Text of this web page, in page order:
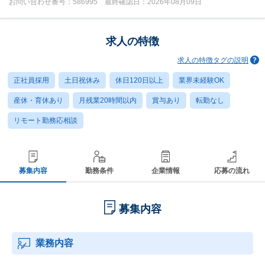
お問い合わせ番号：586995 最終確認日：2026年08月09日
求人の特徴
求人の特徴タグの説明
正社員採用 土日祝休み 休日120日以上 業界未経験OK
産休・育休あり 月残業20時間以内 賞与あり 転勤なし
リモート勤務応相談
募集内容 勤務条件 企業情報 応募の流れ
募集内容
業務内容